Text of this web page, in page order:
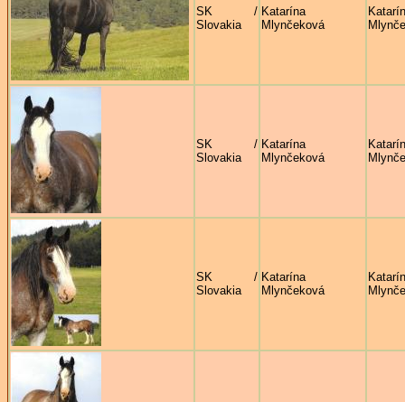
SK /
Slovakia
Katarína
Mlynčeková
SK /
Slovakia
Katarína
Mlynčeková
SK /
Slovakia
Katarína
Mlynčeková